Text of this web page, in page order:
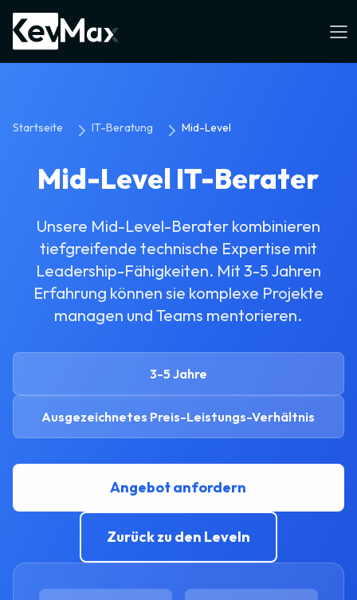
Startseite IT-Beratung Mid-Level
Mid-Level IT-Berater
Unsere Mid-Level-Berater kombinieren
tiefgreifende technische Expertise mit
Leadership-Fähigkeiten. Mit 3-5 Jahren
Erfahrung können sie komplexe Projekte
managen und Teams mentorieren.
3-5 Jahre
Ausgezeichnetes Preis-Leistungs-Verhältnis
Angebot anfordern
Zurück zu den Leveln